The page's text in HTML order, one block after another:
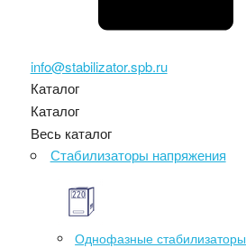
info@stabilizator.spb.ru
Каталог
Каталог
Весь каталог
Стабилизаторы напряжения
Однофазные стабилизаторы